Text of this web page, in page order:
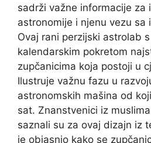
sadrži važne informacije za
astronomije i njenu vezu sa
Ovaj rani perzijski astrolab
kalendarskim pokretom
zupčanicima koja postoji u
Ilustruje važnu fazu u
astronomskih mašina od
sat. Znanstvenici iz
saznali su za ovaj dizajn iz
je objasnio kako se